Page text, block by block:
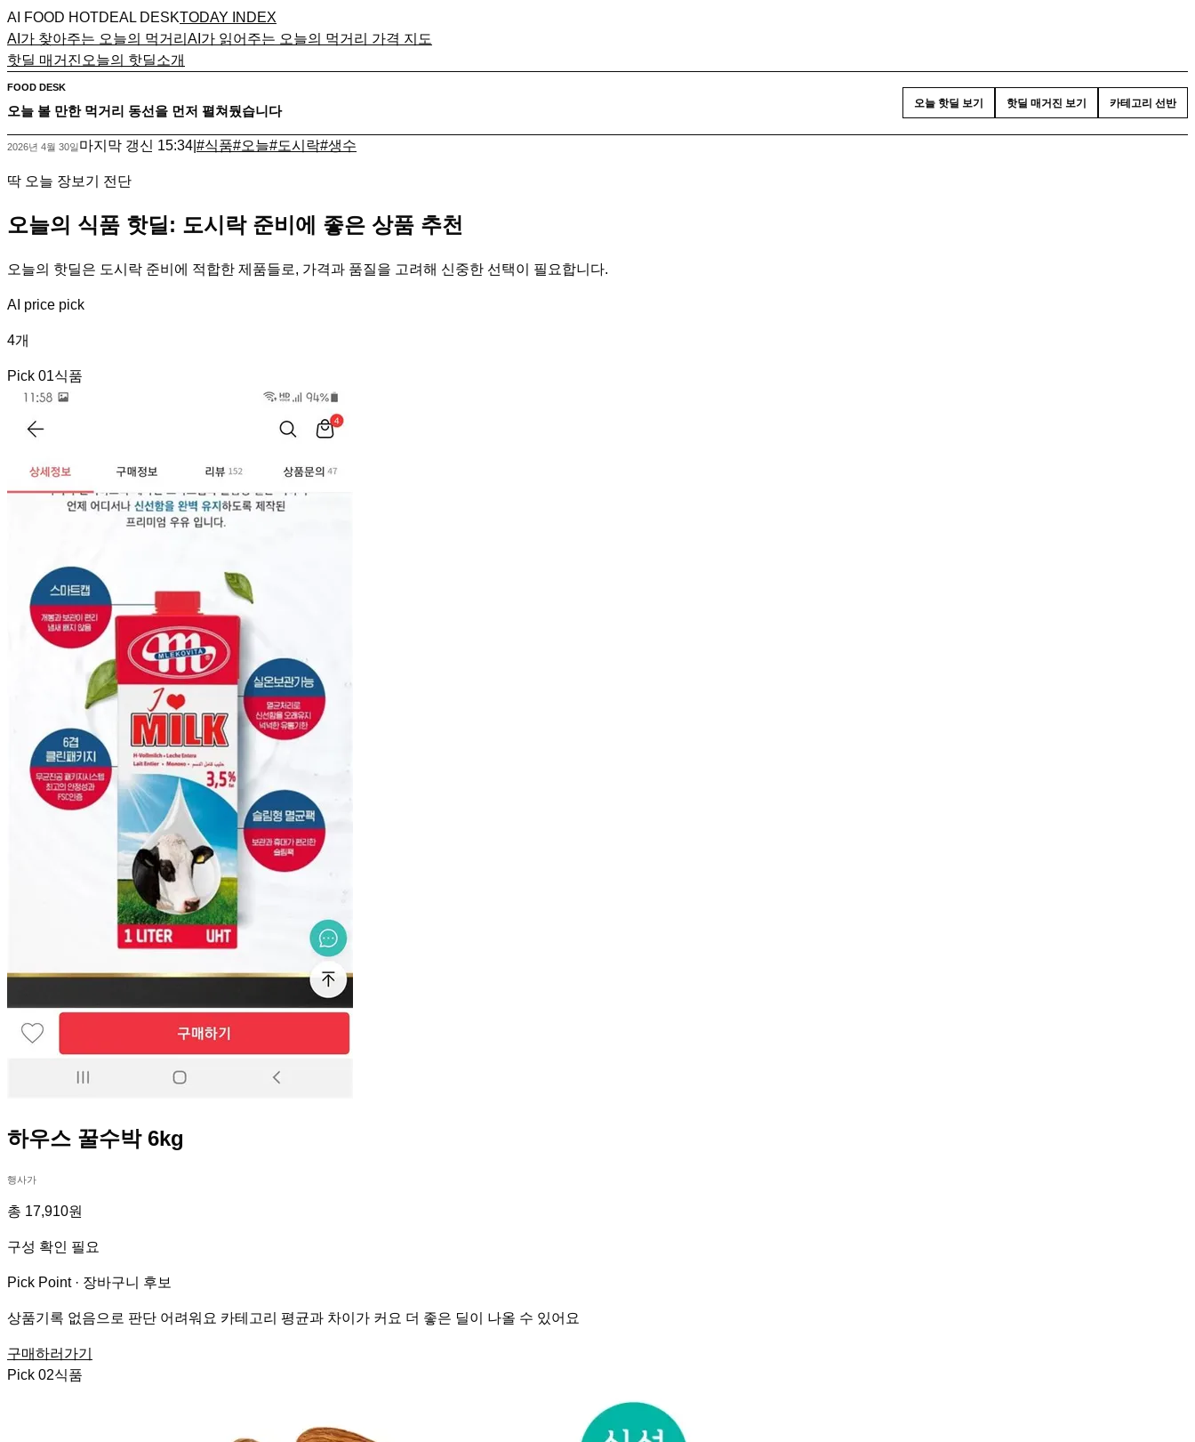
AI FOOD HOTDEAL DESKTODAY INDEX
AI가 찾아주는 오늘의 먹거리 AI가 읽어주는 오늘의 먹거리 가격 지도
핫딜 매거진 오늘의 핫딜소개
FOOD DESK
오늘 볼 만한 먹거리 동선을 먼저 펼쳐뒀습니다
오늘 핫딜 보기 핫딜 매거진 보기 카테고리 선반
2026년 4월 30일마지막 갱신 15:34 #식품#오늘#도시락#생수
딱 오늘 장보기 전단
오늘의 식품 핫딜: 도시락 준비에 좋은 상품 추천
오늘의 핫딜은 도시락 준비에 적합한 제품들로, 가격과 품질을 고려해 신중한 선택이 필요합니다.
AI price pick
4개
Pick 01식품
하우스 꿀수박 6kg
행사가
총 17,910원
구성 확인 필요
Pick Point · 장바구니 후보
상품기록 없음으로 판단 어려워요 카테고리 평균과 차이가 커요 더 좋은 딜이 나올 수 있어요
구매하러가기
Pick 02식품